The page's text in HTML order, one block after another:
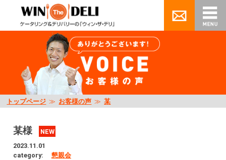
トップページ ≫ お客様の声 ≫某
某様
NEW
2023.11.01
category:
懇親会